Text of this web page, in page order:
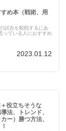
め本（戦術、用
試合を観戦するにあ
っている人におすすめ
2023.01.12
役立ちそうな
法、トレンド、
ー）勝つ方法、